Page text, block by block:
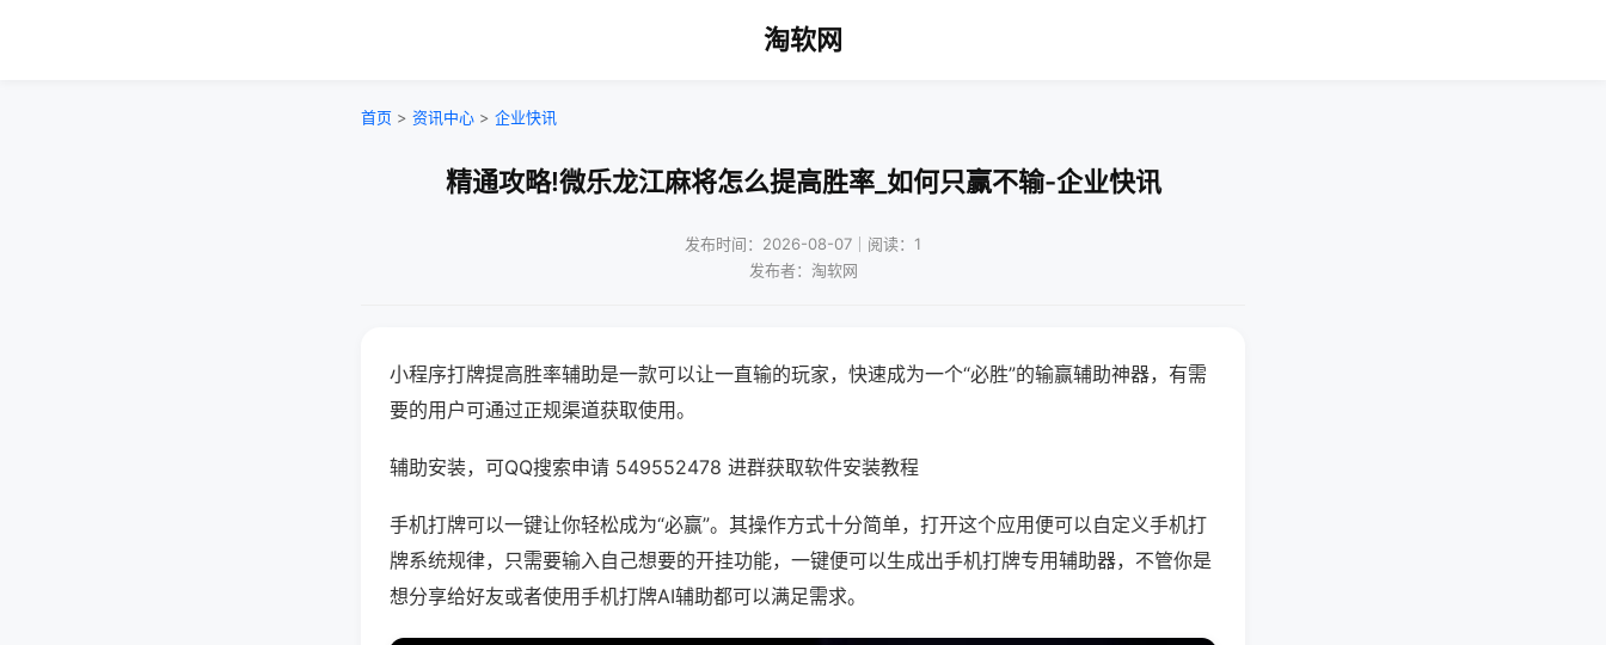
淘软网
首页 > 资讯中心 > 企业快讯
精通攻略!微乐龙江麻将怎么提高胜率_如何只赢不输-企业快讯
发布时间：2026-08-07｜阅读：1
发布者：淘软网
小程序打牌提高胜率辅助是一款可以让一直输的玩家，快速成为一个“必胜”的输赢辅助神器，有需
要的用户可通过正规渠道获取使用。
辅助安装，可QQ搜索申请 549552478 进群获取软件安装教程
手机打牌可以一键让你轻松成为“必赢”。其操作方式十分简单，打开这个应用便可以自定义手机打
牌系统规律，只需要输入自己想要的开挂功能，一键便可以生成出手机打牌专用辅助器，不管你是
想分享给好友或者使用手机打牌AI辅助都可以满足需求。